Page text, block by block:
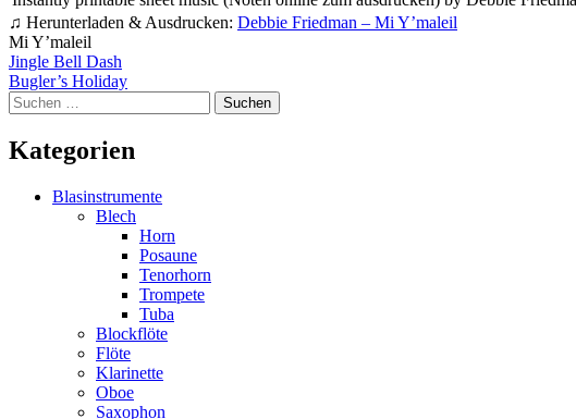
♫ Herunterladen & Ausdrucken: Debbie Friedman – Mi Y’maleil
Mi Y’maleil
Beitragsnavigation
Jingle Bell Dash
Bugler’s Holiday
Suchen
nach:
Kategorien
Blasinstrumente
Blech
Horn
Posaune
Tenorhorn
Trompete
Tuba
Blockflöte
Flöte
Klarinette
Oboe
Saxophon